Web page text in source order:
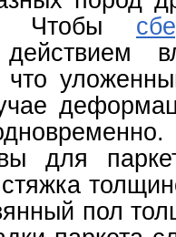
Чтобы
что
для
пол